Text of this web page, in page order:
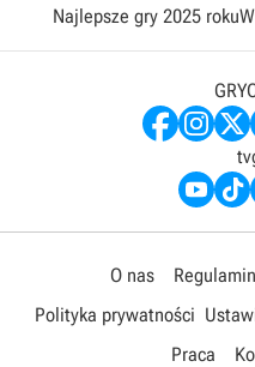
Najlepsze gry 2025 roku
O nas Regulamin
Polityka prywatności
Praca